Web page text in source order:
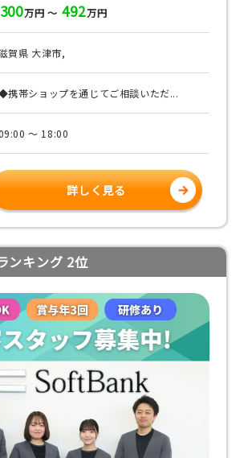
300万円 ～ 492万円
賀県 大津市,
携帯ショップを通じてご相談いただ...
～ 18:00
詳しく見る
ンキング 2位